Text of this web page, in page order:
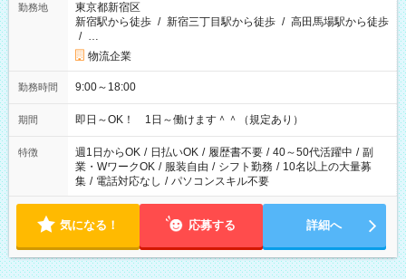
勤務地
東京都新宿区
新宿駅から徒歩 / 新宿三丁目駅から徒歩 / 高田馬場駅から徒歩
/ …
物流企業
勤務時間 9:00～18:00
期間 即日～OK！ 1日～働けます＾＾（規定あり）
特徴 週1日からOK / 日払いOK / 履歴書不要 / 40～50代活躍中 / 副
業・WワークOK / 服装自由 / シフト勤務 / 10名以上の大量募
集 / 電話対応なし / パソコンスキル不要
気になる！ 応募する 詳細へ